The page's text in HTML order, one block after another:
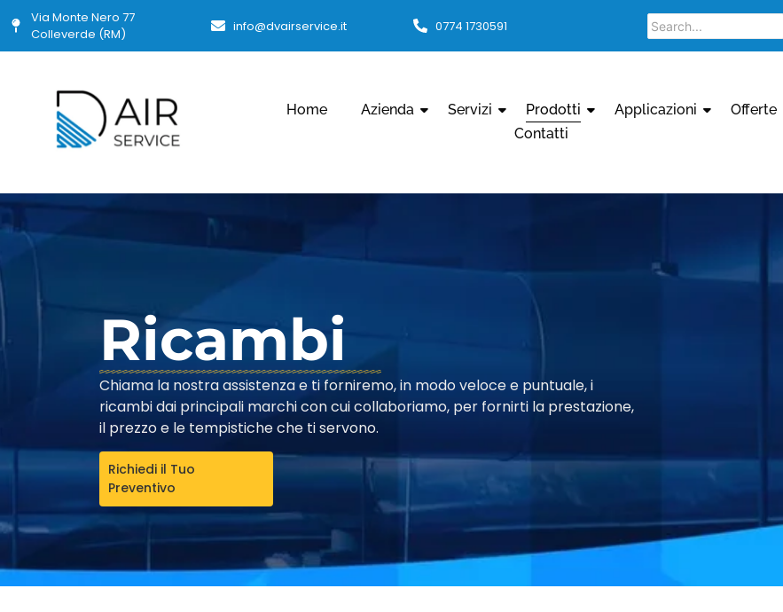
Via Monte Nero 77
Colleverde (RM)
info@dvairservice.it 0774 1730591
Home Azienda Servizi Prodotti Applicazioni
Offerte
Contatti
Ricambi
Ricambi
Chiama la nostra assistenza e ti forniremo, in modo veloce e puntuale, i
ricambi dai principali marchi con cui collaboriamo, per fornirti la prestazione,
il prezzo e le tempistiche che ti servono.
Richiedi il Tuo
Preventivo